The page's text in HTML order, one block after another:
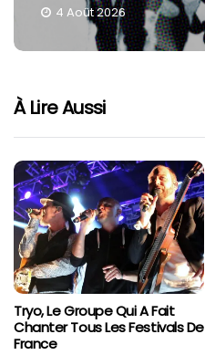
4 Août 2026
À Lire Aussi
Tryo, Le Groupe Qui A Fait
Chanter Tous Les Festivals De
France